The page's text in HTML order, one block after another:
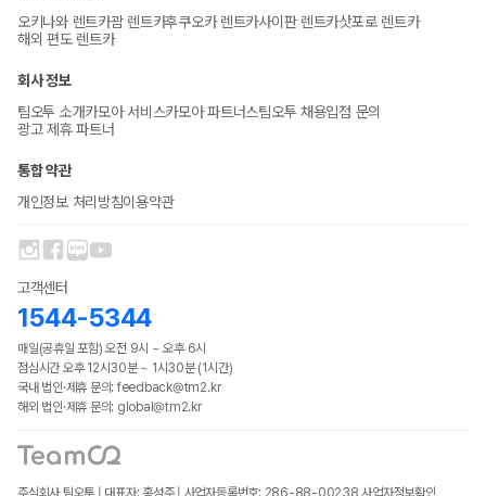
오키나와 렌트카괌 렌트카후쿠오카 렌트카사이판 렌트카삿포로 렌트카
해외 편도 렌트카
회사 정보
팀오투 소개카모아 서비스카모아 파트너스팀오투 채용입점 문의
광고 제휴 파트너
통합 약관
개인정보 처리방침이용약관
고객센터
1544-5344
매일(공휴일 포함) 오전 9시 ~ 오후 6시
점심시간 오후 12시30분 ~ 1시30분 (1시간)
국내 법인·제휴 문의: feedback@tm2.kr
해외 법인·제휴 문의: global@tm2.kr
주식회사 팀오투 | 대표자: 홍성주 | 사업자등록번호: 286-88-00238 사업자정보확인